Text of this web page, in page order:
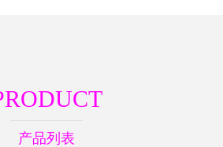
产品列表